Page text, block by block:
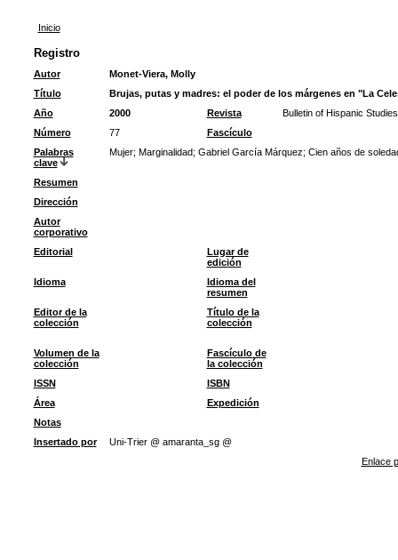
Inicio
Registro
Autor
Monet-Viera, Molly
Título
Brujas, putas y madres: el poder de los márgenes en "La
Año
2000 Revista
Bulletin of Hispanic Studies
Número
77
Fascículo
Palabras
clave
Mujer; Marginalidad; Gabriel García Márquez; Cien años de
Resumen
Dirección
Autor
corporativo
Editorial
Lugar de
edición
Idioma
Idioma del
resumen
Editor de la
colección
Título de la
colección
Volumen de la
colección
Fascículo de
la colección
ISSN
ISBN
Área
Expedición
Notas
Insertado por
Uni-Trier @ amaranta_sg @
Enlace